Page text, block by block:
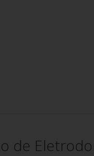
de